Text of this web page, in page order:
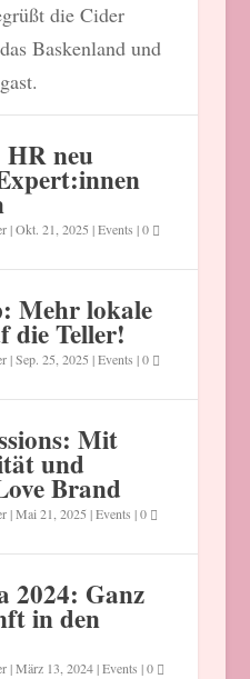
die Cider
Baskenland und
neu
|Okt. 21, 2025 |Events |0
Mehr lokale
die Teller!
|Sep. 25, 2025 |Events |0
Mit
und
Brand
|Mai 21, 2025 |Events |0
2024: Ganz
in den
|März 13, 2024|Events |0